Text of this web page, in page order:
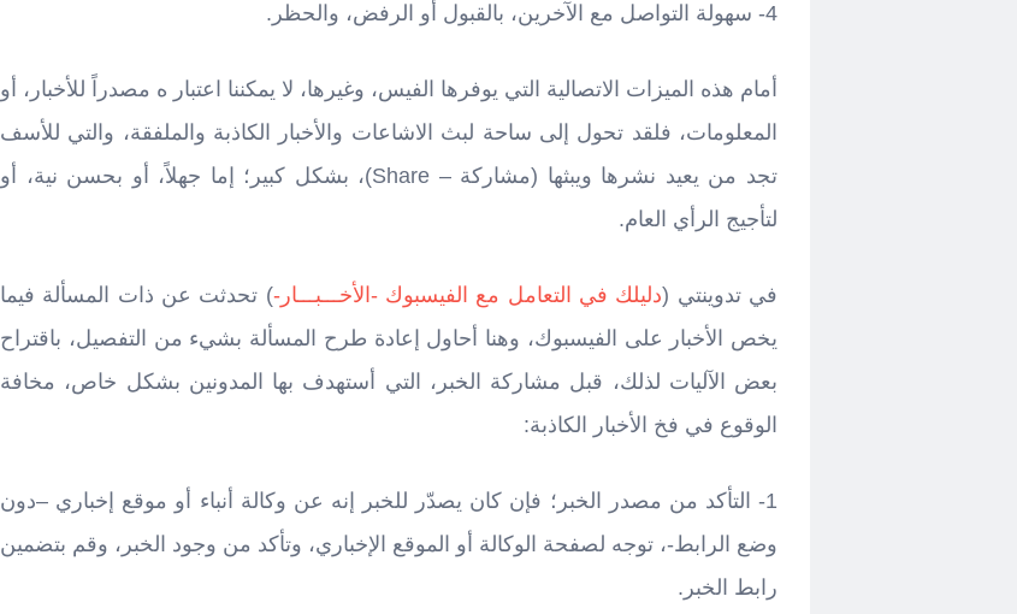
4- سهولة التواصل مع الآخرين، بالقبول أو الرفض، والحظر.
أمام هذه الميزات الاتصالية التي يوفرها الفيس، وغيرها، لا يمكننا اعتبار ه مصدراً للأخبار، أو
المعلومات، فلقد تحول إلى ساحة لبث الاشاعات والأخبار الكاذبة والملفقة، والتي للأسف
تجد من يعيد نشرها ويبثها (مشاركة – Share)، بشكل كبير؛ إما جهلاً، أو بحسن نية، أو
لتأجيج الرأي العام.
في تدوينتي (دليلك في التعامل مع الفيسبوك -الأخـــبـــار-) تحدثت عن ذات المسألة فيما
يخص الأخبار على الفيسبوك، وهنا أحاول إعادة طرح المسألة بشيء من التفصيل، باقتراح
بعض الآليات لذلك، قبل مشاركة الخبر، التي أستهدف بها المدونين بشكل خاص، مخافة
الوقوع في فخ الأخبار الكاذبة:
1- التأكد من مصدر الخبر؛ فإن كان يصدّر للخبر إنه عن وكالة أنباء أو موقع إخباري –دون
وضع الرابط-، توجه لصفحة الوكالة أو الموقع الإخباري، وتأكد من وجود الخبر، وقم بتضمين
رابط الخبر.